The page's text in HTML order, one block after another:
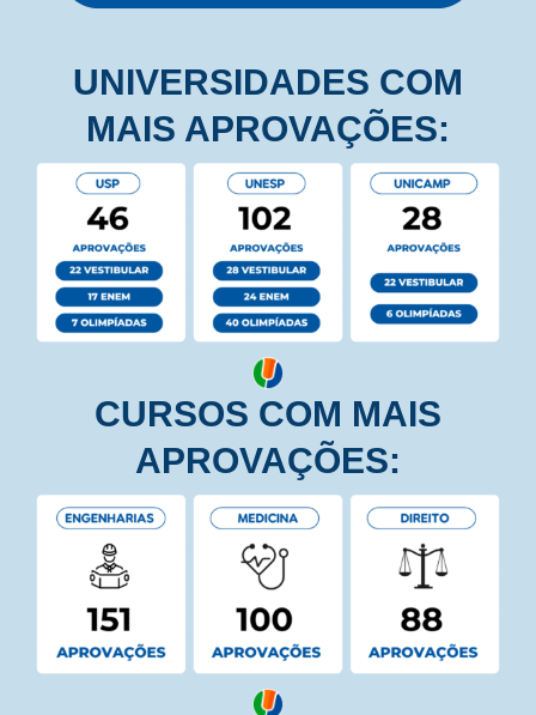
UNIVERSIDADES COM
MAIS APROVAÇÕES:
CURSOS COM MAIS
APROVAÇÕES: